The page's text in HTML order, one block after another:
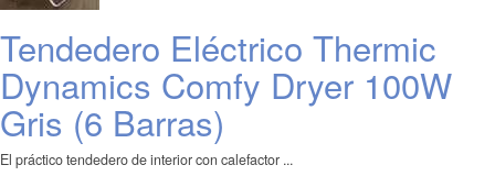
Tendedero Eléctrico Thermic
Dynamics Comfy Dryer 100W
Gris (6 Barras)
El práctico tendedero de interior con calefactor ...